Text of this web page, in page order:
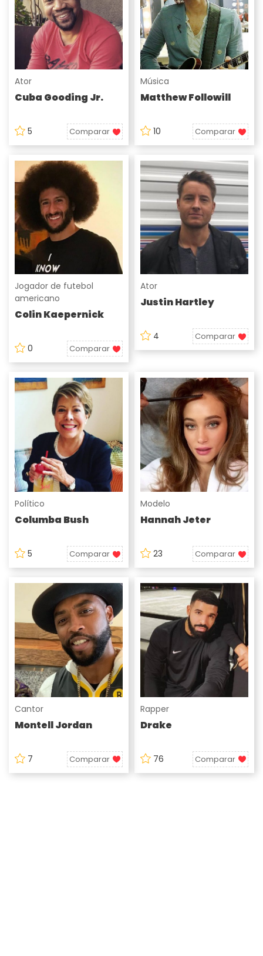
Ator
Cuba Gooding Jr.
5 Comparar
Música
Matthew Followill
10 Comparar
Jogador de futebol
americano
Colin Kaepernick
0 Comparar
Ator
Justin Hartley
4 Comparar
Político
Columba Bush
5 Comparar
Modelo
Hannah Jeter
23 Comparar
Cantor
Montell Jordan
7 Comparar
Rapper
Drake
76 Comparar